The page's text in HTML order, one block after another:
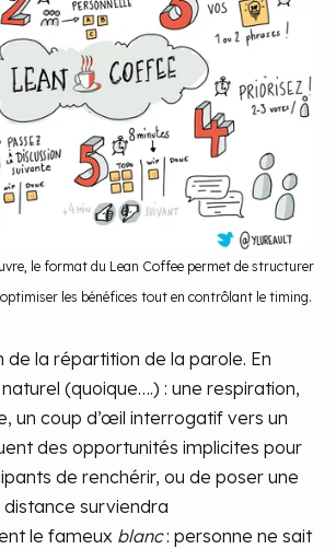
le format du Lean Coffee permet de structurer
optimiser les bénéfices tout en contrôlant le timing.
de la répartition de la parole. En
(quoique….) : une respiration,
un coup d’œil interrogatif vers un
des opportunités implicites pour
de renchérir, ou de poser une
distance surviendra
le fameux blanc: personne ne sait